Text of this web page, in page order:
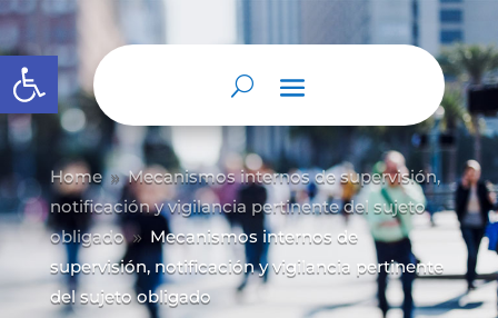
Abrir barra de herramientas
Home 9 Mecanismos internos de supervisión,
notificación y vigilancia pertinente del sujeto
obligado 9 Mecanismos internos de
supervisión, notificación y vigilancia pertinente
del sujeto obligado